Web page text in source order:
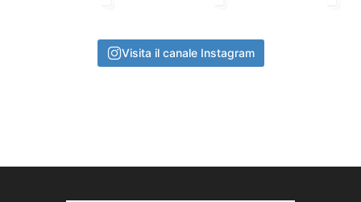
Visita il canale Instagram